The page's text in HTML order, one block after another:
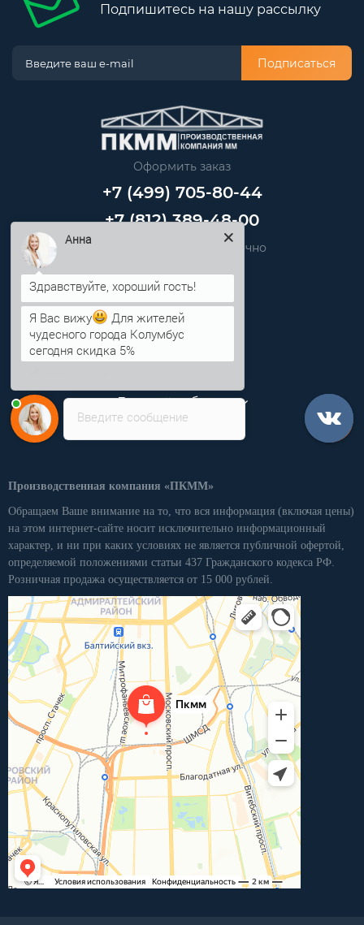
Подпишитесь на нашу рассылку
Подписаться
Оформить заказ
+7 (499) 705-80-44
+7 (812) 389-48-00
Звоните нам круглосуточно
info@pkmm.ru
Информация
Личный кабинет
Производственная компания «ПКММ»
Обращаем Ваше внимание на то, что вся информация (включая цены)
на этом интернет-сайте носит исключительно информационный
характер, и ни при каких условиях не является публичной офертой,
определяемой положениями статьи 437 Гражданского кодекса РФ.
Розничная продажа осуществляется от 15 000 рублей.
Введите сообщение
Здравствуйте, хороший гость!
Я Вас вижу
Для жителей
чудесного города Колумбус
сегодня скидка 5%